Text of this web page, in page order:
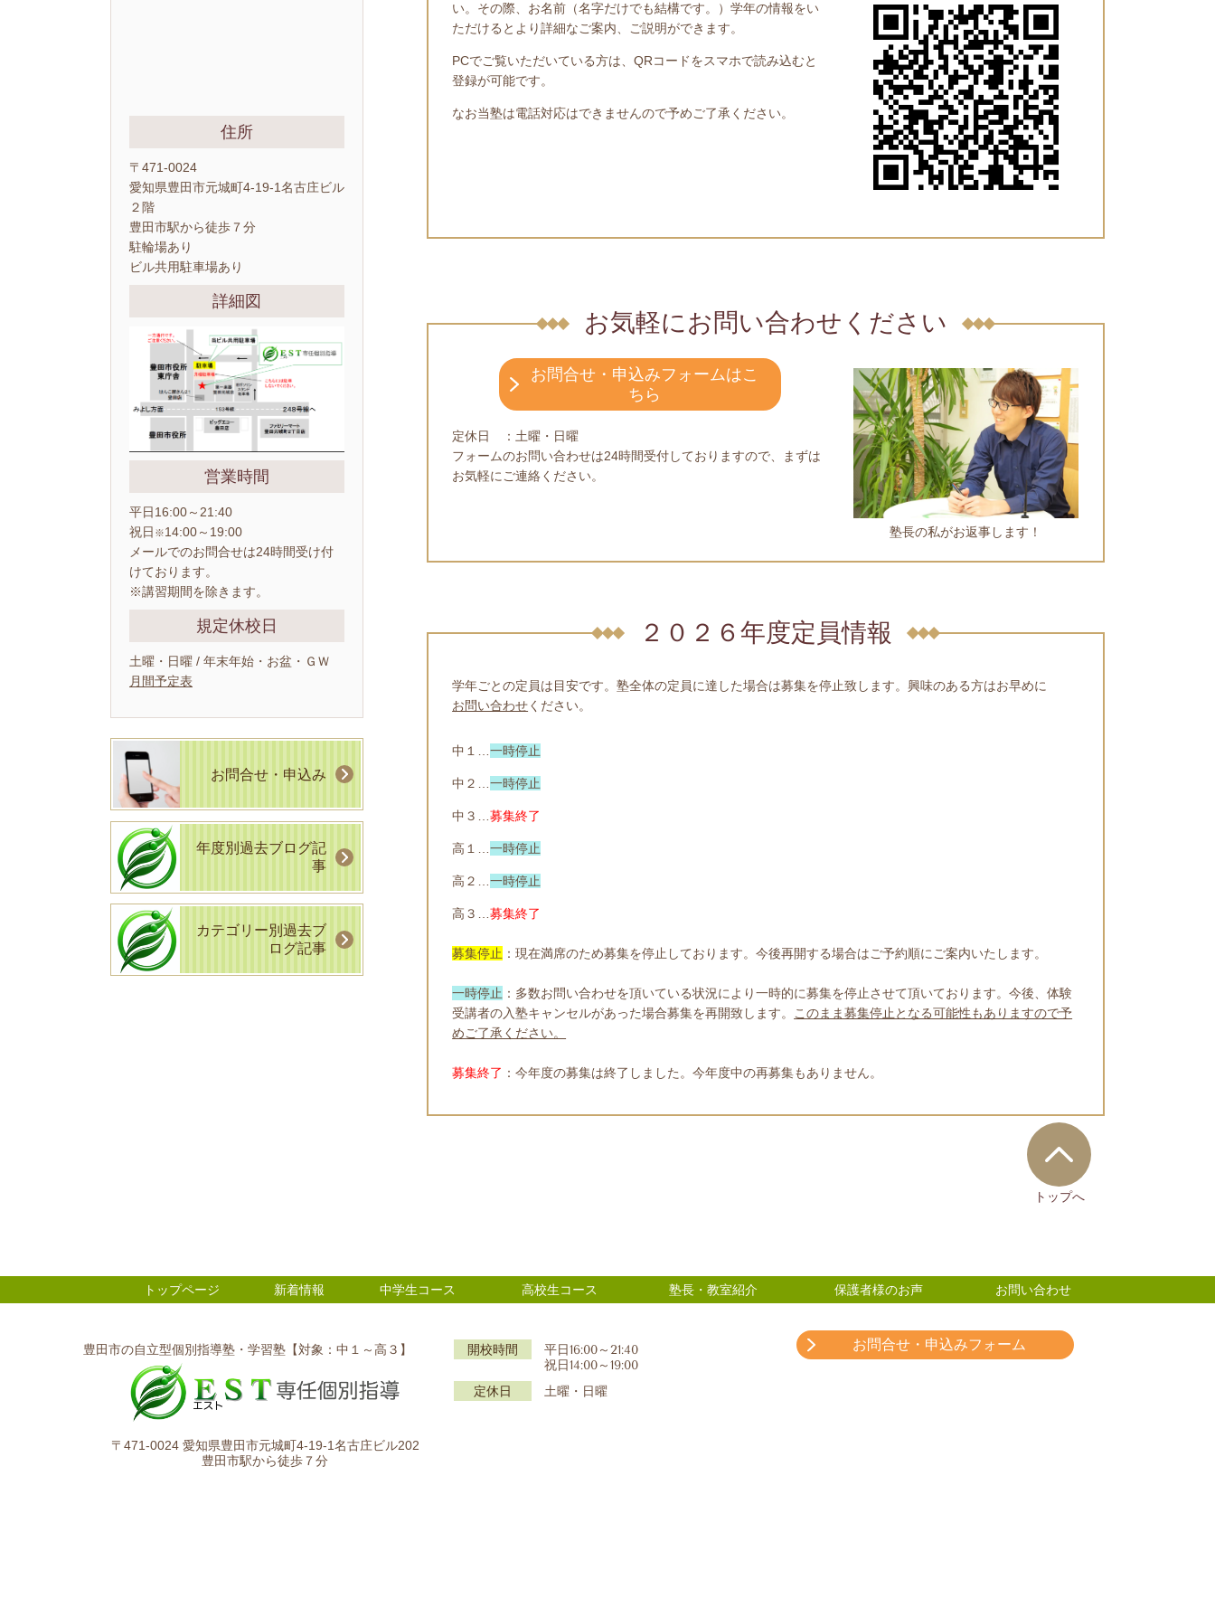
い。その際、お名前（名字だけでも結構です。）学年の情報をい
ただけるとより詳細なご案内、ご説明ができます。
PCでご覧いただいている方は、QRコードをスマホで読み込むと
登録が可能です。
なお当塾は電話対応はできませんので予めご了承ください。
お気軽にお問い合わせください
塾長の私がお返事します！
お問合せ・申込みフォームはこ
ちら
定休日 ：土曜・日曜
フォームのお問い合わせは24時間受付しておりますので、まずは
お気軽にご連絡ください。
２０２６年度定員情報
学年ごとの定員は目安です。塾全体の定員に達した場合は募集を停止致します。興味のある方はお早めに
お問い合わせください。
中１…一時停止
中２…一時停止
中３…募集終了
高１…一時停止
高２…一時停止
高３…募集終了
募集停止 ：現在満席のため募集を停止しております。今後再開する場合はご予約順にご案内いたします。
一時停止 ： 多数お問い合わせを頂いている状況により一時的に募集を停止させて頂いております。今後、体験
受講者の入塾キャンセルがあった場合募集を再開致します。
このまま募集停止となる可能性もありますので予
めご了承ください。
募集終了 ：今年度の募集は終了しました。今年度中の再募集もありません。
トップへ
住所
〒471-0024
愛知県豊田市元城町4-19-1名古庄ビル
２階
豊田市駅から徒歩７分
駐輪場あり
ビル共用駐車場あり
詳細図
営業時間
平日16:00～21:40
祝日 ※14:00～19:00
メールでのお問合せは24時間受け付
けております。
※講習期間を除きます。
規定休校日
土曜・日曜 / 年末年始・お盆・ＧＷ
月間予定表
お問合せ・申込み
年度別過去ブログ記
事
カテゴリー別過去ブ
ログ記事
トップページ 新着情報 中学生コース 高校生コース 塾長・教室紹介 保護者様のお声 お問い合わせ
豊田市の自立型個別指導塾・学習塾【対象：中１～高３】
〒471-0024 愛知県豊田市元城町4-19-1名古庄ビル202
豊田市駅から徒歩７分
開校時間
平日16:00～21:40
祝日14:00～19:00
定休日
土曜・日曜
お問合せ・申込みフォーム